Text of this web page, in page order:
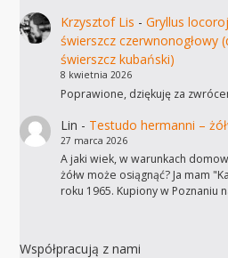
Krzysztof Lis - Gryllus
świerszcz czerwnonogłowy
świerszcz kubański)
8 kwietnia 2026
Poprawione, dziękuję za
Lin - Testudo hermanni –
27 marca 2026
A jaki wiek, w warunkach
żółw może osiągnąć? Ja mam
roku 1965. Kupiony w Poznaniu
Współpracują z nami